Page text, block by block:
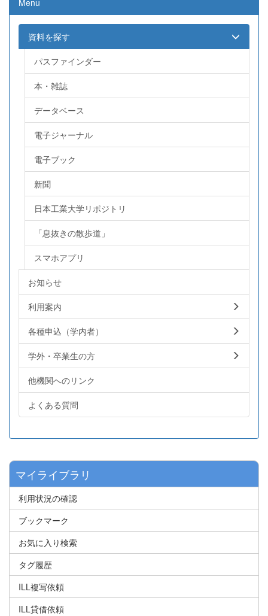
Menu
資料を探す
パスファインダー
本・雑誌
データベース
電子ジャーナル
電子ブック
新聞
日本工業大学リポジトリ
「息抜きの散歩道」
スマホアプリ
お知らせ
利用案内
各種申込（学内者）
学外・卒業生の方
他機関へのリンク
よくある質問
マイライブラリ
利用状況の確認
ブックマーク
お気に入り検索
タグ履歴
ILL複写依頼
ILL貸借依頼